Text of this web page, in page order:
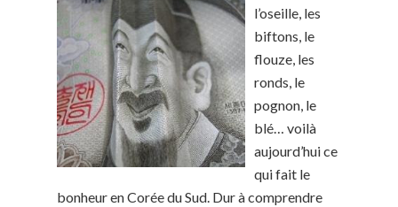
l’oseille, les
biftons, le
flouze, les
ronds, le
pognon, le
blé… voilà
aujourd’hui ce
qui fait le
bonheur en Corée du Sud. Dur à comprendre